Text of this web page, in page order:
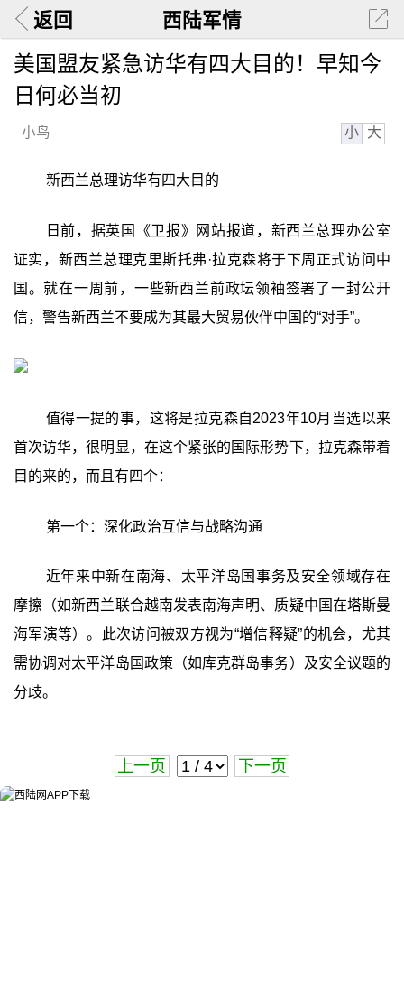
返回 西陆军情
美国盟友紧急访华有四大目的！早知今
日何必当初
小鸟 小 大
新西兰总理访华有四大目的
日前，据英国《卫报》网站报道，新西兰总理办公室
证实，新西兰总理克里斯托弗·拉克森将于下周正式访问中
国。就在一周前，一些新西兰前政坛领袖签署了一封公开
信，警告新西兰不要成为其最大贸易伙伴中国的“对手”。
值得一提的事，这将是拉克森自2023年10月当选以来
首次访华，很明显，在这个紧张的国际形势下，拉克森带着
目的来的，而且有四个：
第一个：深化政治互信与战略沟通
近年来中新在南海、太平洋岛国事务及安全领域存在
摩擦（如新西兰联合越南发表南海声明、质疑中国在塔斯曼
海军演等）。此次访问被双方视为“增信释疑”的机会，尤其
需协调对太平洋岛国政策（如库克群岛事务）及安全议题的
分歧。
上一页 下一页